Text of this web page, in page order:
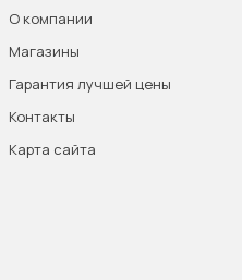
О компании
Магазины
Гарантия лучшей цены
Контакты
Карта сайта